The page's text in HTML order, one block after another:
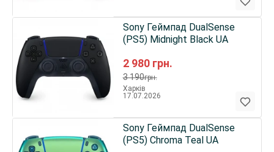
2 980 грн.
3 190грн.
Sony Геймпад DualSense
(PS5) Midnight Black UA
Харків
17.07.2026
Sony Геймпад DualSense
(PS5) Chroma Teal UA